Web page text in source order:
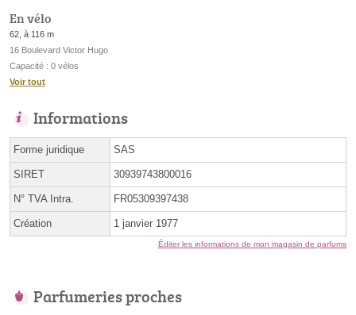
En vélo
62, à 116 m
16 Boulevard Victor Hugo
Capacité : 0 vélos
Voir tout
Informations
Forme juridique SAS
SIRET 30939743800016
N° TVA Intra. FR05309397438
Création 1 janvier 1977
Éditer les informations de mon magasin de parfums
Parfumeries proches